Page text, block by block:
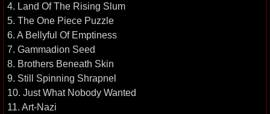
4. Land Of The Rising Slum
5. The One Piece Puzzle
6. A Bellyful Of Emptiness
7. Gammadion Seed
8. Brothers Beneath Skin
9. Still Spinning Shrapnel
10. Just What Nobody Wanted
11. Art-Nazi